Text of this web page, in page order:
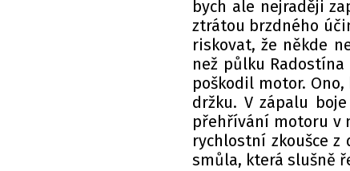
bych ale nejraději
ztrátou brzdného
riskovat, že někde
než půlku
poškodil motor.
držku. V zápalu
přehřívání motoru v
rychlostní zkoušce
smůla, která slušně